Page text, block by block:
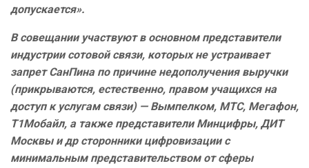
допускается».
В совещании участвуют в основном представители
индустрии сотовой связи, которых не устраивает
запрет СанПина по причине недополучения выручки
(прикрываются, естественно, правом учащихся на
доступ к услугам связи) — Вымпелком, МТС, Мегафон,
Т1Мобайл, а также представители Минцифры, ДИТ
Москвы и др сторонники цифровизации с
минимальным представительством от сферы